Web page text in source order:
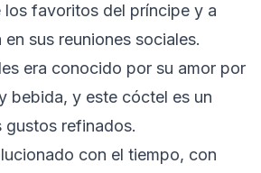
los favoritos del príncipe y a
sus reuniones sociales.
era conocido por su amor por
bebida, y este cóctel es un
gustos refinados.
con el tiempo, con